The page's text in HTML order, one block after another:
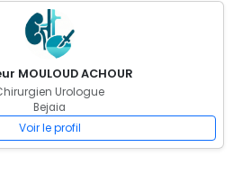
MOULOUD ACHOUR
Urologue
Bejaia
Voir le profil